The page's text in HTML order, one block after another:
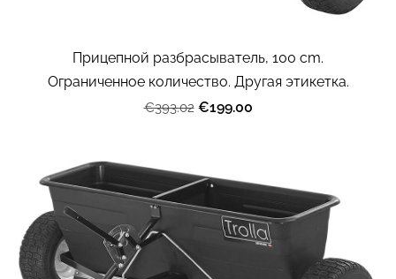
Прицепной разбрасыватель, 100 cm.
Ограниченное количество. Другая этикетка.
€393.02 €199.00